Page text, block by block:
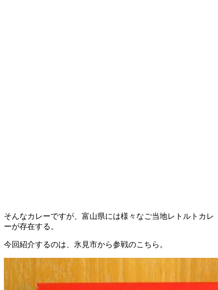
そんなカレーですが、富山県には様々なご当地レトルトカレ
ーが存在する。
今回紹介するのは、氷見市から参戦のこちら。